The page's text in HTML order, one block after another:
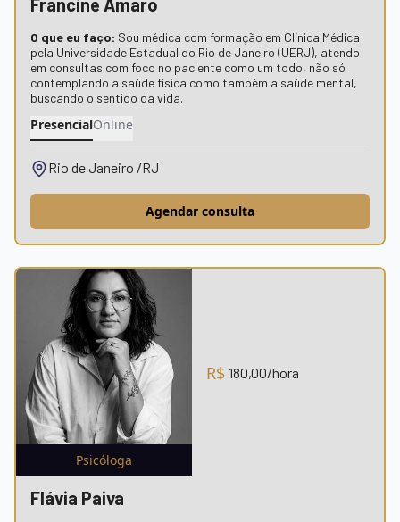
Francine Amaro
O que eu faço: Sou médica com formação em Clínica Médica
pela Universidade Estadual do Rio de Janeiro (UERJ), atendo
em consultas com foco no paciente como um todo, não só
contemplando a saúde física como também a saúde mental,
buscando o sentido da vida.
PresencialOnline
Rio de Janeiro /RJ
Agendar consulta
Psicóloga
R$ 180,00/hora
Flávia Paiva